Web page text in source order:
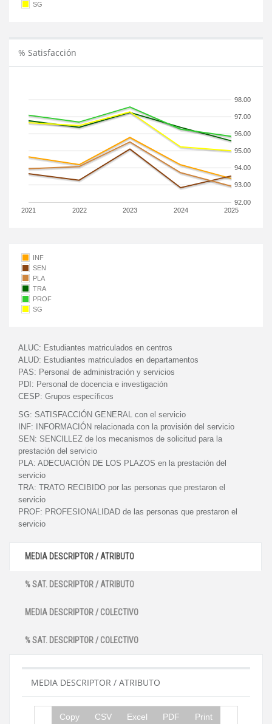
SG
% Satisfacción
2021 2022 2023 2024 2025
92.00
93.00
94.00
95.00
96.00
97.00
98.00
INF
SEN
PLA
TRA
PROF
SG
ALUC: Estudiantes matriculados en centros
ALUD: Estudiantes matriculados en departamentos
PAS: Personal de administración y servicios
PDI: Personal de docencia e investigación
CESP: Grupos específicos
SG: SATISFACCIÓN GENERAL con el servicio
INF:
INFORMACIÓN relacionada con la provisión del servicio
SEN: SENCILLEZ de los mecanismos de solicitud para la
prestación del servicio
PLA: ADECUACIÓN DE LOS PLAZOS en la prestación del
servicio
TRA: TRATO RECIBIDO por las personas que prestaron el
servicio
PROF: PROFESIONALIDAD de las personas que prestaron el
servicio
MEDIA DESCRIPTOR / ATRIBUTO
% SAT. DESCRIPTOR / ATRIBUTO
MEDIA DESCRIPTOR / COLECTIVO
% SAT. DESCRIPTOR / COLECTIVO
MEDIA DESCRIPTOR / ATRIBUTO
Copy CSV Excel PDF Print